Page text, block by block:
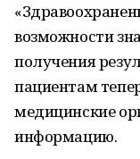
возможности
получения
пациентам
медицинские
информацию.